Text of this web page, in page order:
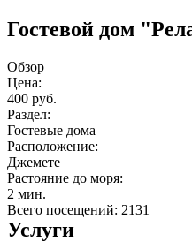
Гостевой дом
Обзор
Цена:
400 руб.
Раздел:
Гостевые дома
Расположение:
Джемете
Растояние до моря:
2 мин.
Всего посещений: 2131
Услуги